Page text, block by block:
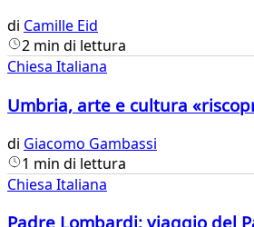
di Camille Eid
2 min di lettura
Chiesa Italiana
Umbria, arte e cultura
di Giacomo Gambassi
1 min di lettura
Chiesa Italiana
Padre Lombardi: viaggio del